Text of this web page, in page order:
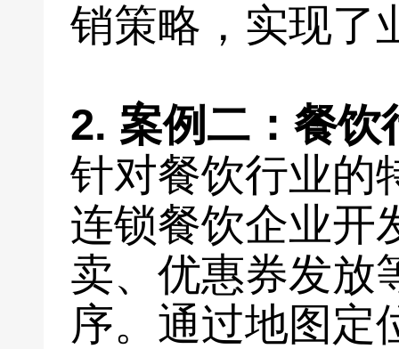
销策略，实现了
2. 案例二：餐饮
针对餐饮行业的
连锁餐饮企业开
卖、优惠券发放
序。通过地图定